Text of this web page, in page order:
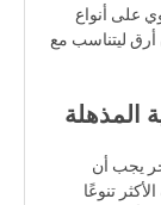
على أنواع
ليتناسب مع
يجب أن
تنوعًا